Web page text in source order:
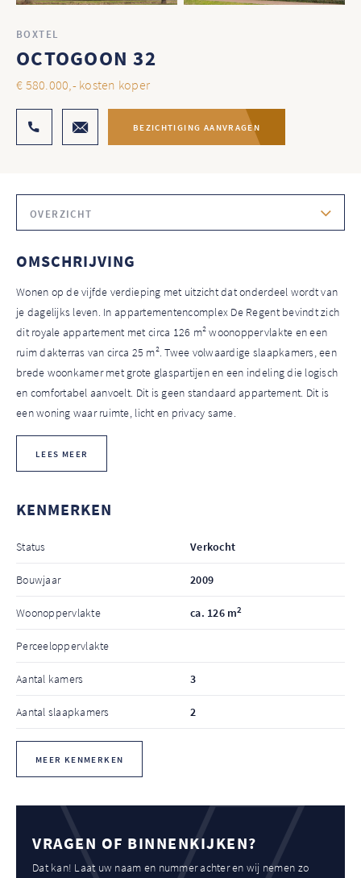
BOXTEL
OCTOGOON 32
€ 580.000,- kosten koper
BEZICHTIGING AANVRAGEN
OVERZICHT
OMSCHRIJVING
Wonen op de vijfde verdieping met uitzicht dat onderdeel wordt van
je dagelijks leven. In appartementencomplex De Regent bevindt zich
dit royale appartement met circa 126 m² woonoppervlakte en een
ruim dakterras van circa 25 m². Twee volwaardige slaapkamers, een
brede woonkamer met grote glaspartijen en een indeling die logisch
en comfortabel aanvoelt. Dit is geen standaard appartement. Dit is
een woning waar ruimte, licht en privacy same.
LEES MEER
KENMERKEN
Status Verkocht
Bouwjaar 2009
Woonoppervlakte ca. 126 m2
Perceeloppervlakte
Aantal kamers 3
Aantal slaapkamers 2
MEER KENMERKEN
VRAGEN OF BINNENKIJKEN?
Dat kan! Laat uw naam en nummer achter en wij nemen zo